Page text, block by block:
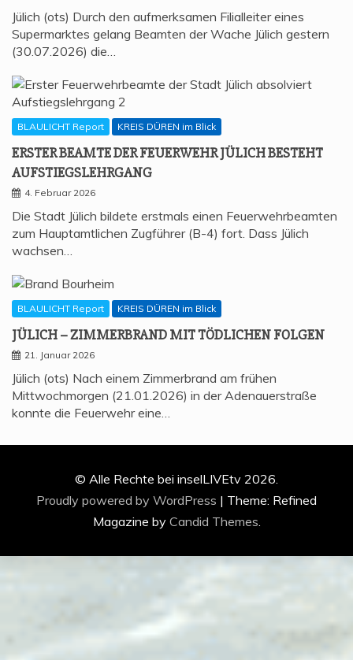
Jülich (ots) Durch den aufmerksamen Filialleiter eines
Supermarktes gelang Beamten der Wache Jülich gestern
(30.07.2026) die…
BLAULICHT Report KREIS DÜREN im Blick
ERS­TER BEAM­TE DER FEU­ER­WEHR JÜLICH BESTEHT
AUFSTIEGSLEHRGANG
4. Februar 2026
Die Stadt Jülich bildete erstmals einen Feuerwehrbeamten
zum Hauptamtlichen Zugführer (B-4) fort. Dass Jülich
wachsen…
BLAULICHT Report KREIS DÜREN im Blick
JÜLICH – ZIM­MER­BRAND MIT TÖD­LI­CHEN FOLGEN
21. Januar 2026
Jülich (ots) Nach einem Zimmerbrand am frühen
Mittwochmorgen (21.01.2026) in der Adenauerstraße
konnte die Feuerwehr eine…
© Alle Rechte bei inselLIVEtv 2026.
Proudly powered by WordPress | Theme: Refined
Magazine by Candid Themes